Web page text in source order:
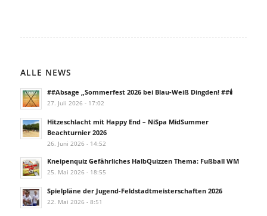
ALLE NEWS
##Absage „Sommerfest 2026 bei Blau-Weiß Dingden! ##🕯️
27. Juli 2026 - 17:02
Hitzeschlacht mit Happy End – NiSpa MidSummer
Beachturnier 2026
26. Juni 2026 - 14:52
Kneipenquiz Gefährliches HalbQuizzen Thema: Fußball WM
25. Mai 2026 - 18:55
Spielpläne der Jugend-Feldstadtmeisterschaften 2026
22. Mai 2026 - 8:51